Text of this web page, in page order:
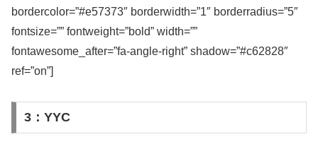
bordercolor=”#e57373″ borderwidth=”1″ borderradius=”5″
fontsize=”” fontweight=”bold” width=””
fontawesome_after=”fa-angle-right” shadow=”#c62828″
ref=”on”]
3：YYC